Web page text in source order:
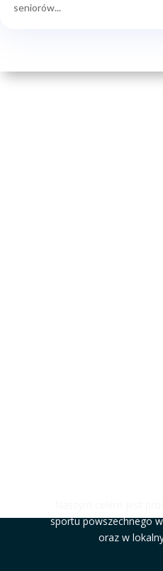
seniorów...
sportu powszechnego
oraz w